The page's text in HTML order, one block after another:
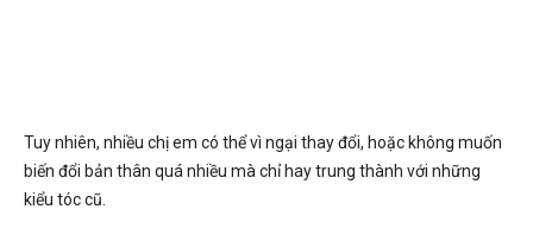
Tuy nhiên, nhiều chị em có thể vì ngại thay đổi, hoặc không muốn
biến đổi bản thân quá nhiều mà chỉ hay trung thành với những
kiểu tóc cũ.